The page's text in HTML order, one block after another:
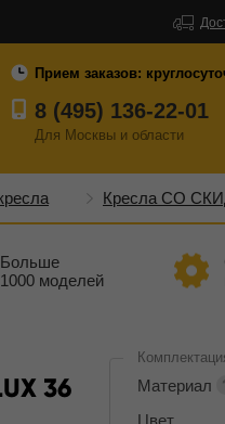
Прием заказов:
8 (495) 136-22-01
Для Москвы и области
Кресла СО
Больше
1000 моделей
36 Материал
Цвет